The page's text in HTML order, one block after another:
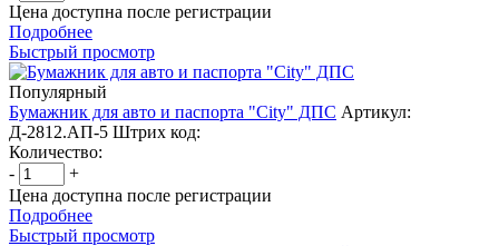
Цена доступна после регистрации
Подробнее
Быстрый просмотр
Популярный
Бумажник для авто и паспорта "City" ДПС Артикул:
Д-2812.АП-5 Штрих код:
Количество:
-
+
Цена доступна после регистрации
Подробнее
Быстрый просмотр